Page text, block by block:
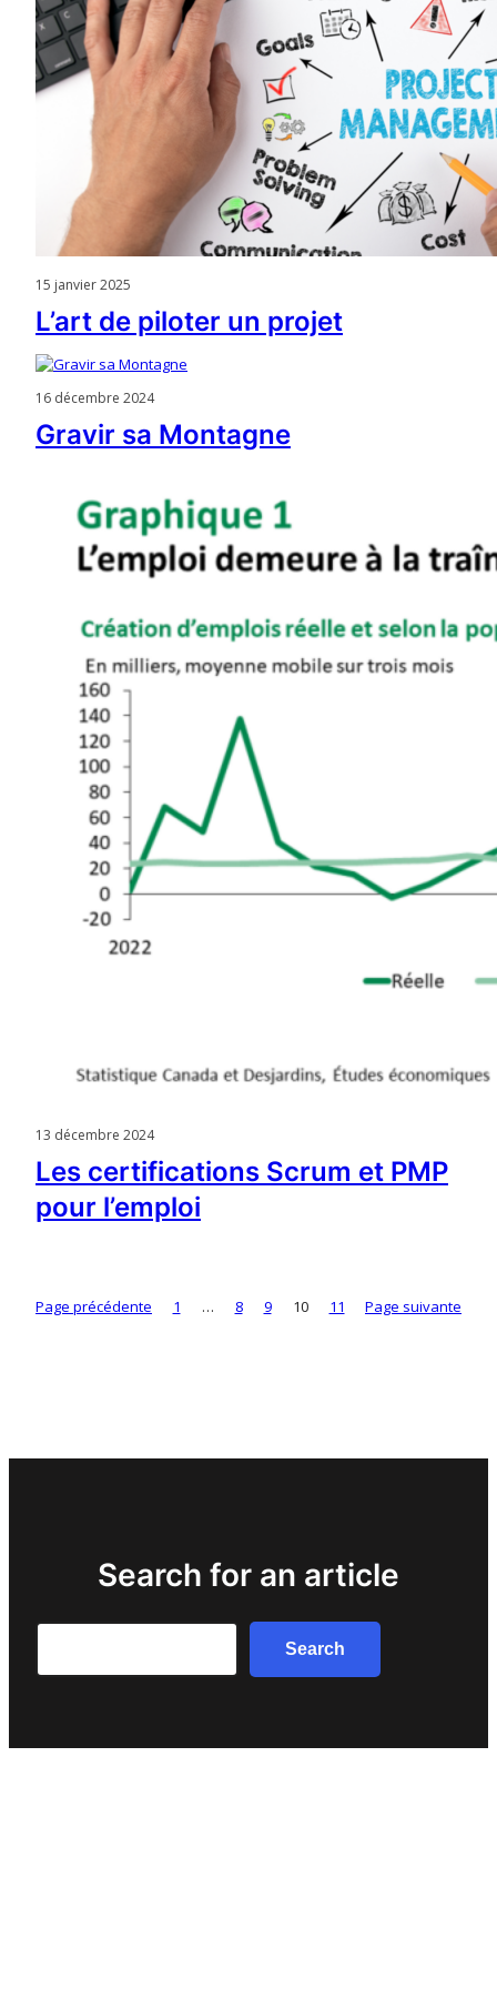
15 janvier 2025
L’art de piloter un projet
16 décembre 2024
Gravir sa Montagne
13 décembre 2024
Les certifications Scrum et PMP
pour l’emploi
Page précédente 1 … 8 9 10 11 Page suivante
Search for an article
Search
Search